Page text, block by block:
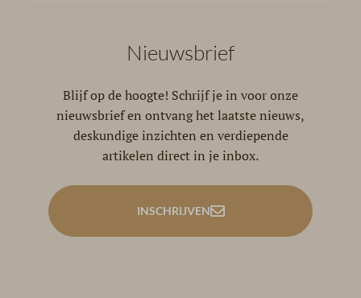
Nieuwsbrief
Blijf op de hoogte! Schrijf je in voor onze
nieuwsbrief en ontvang het laatste nieuws,
deskundige inzichten en verdiepende
artikelen direct in je inbox.
INSCHRIJVEN